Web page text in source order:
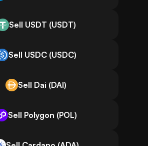
Sell USDT (USDT)
Sell USDC (USDC)
Sell Dai (DAI)
Sell Polygon (POL)